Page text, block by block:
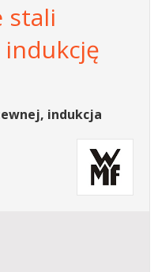
stali
indukcja